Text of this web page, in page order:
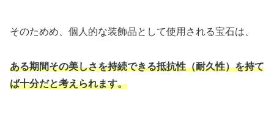
そのためめ、個人的な装飾品として使用される宝石は、
ある期間その美しさを持続できる抵抗性（耐久性）を持て
ば十分だと考えられます。